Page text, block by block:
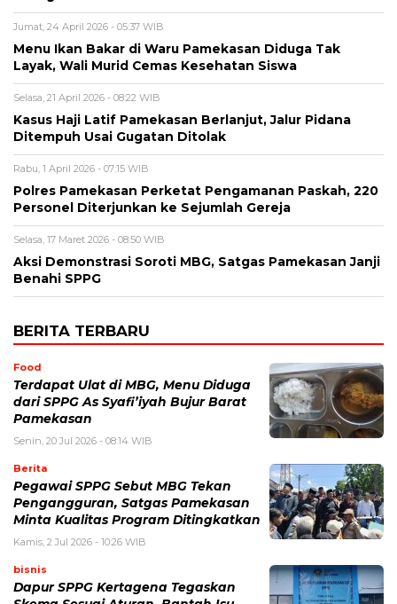
Jumat, 24 April 2026 - 05:37 WIB
Menu Ikan Bakar di Waru Pamekasan Diduga Tak
Layak, Wali Murid Cemas Kesehatan Siswa
Selasa, 21 April 2026 - 08:22 WIB
Kasus Haji Latif Pamekasan Berlanjut, Jalur Pidana
Ditempuh Usai Gugatan Ditolak
Rabu, 1 April 2026 - 07:15 WIB
Polres Pamekasan Perketat Pengamanan Paskah, 220
Personel Diterjunkan ke Sejumlah Gereja
Selasa, 17 Maret 2026 - 08:50 WIB
Aksi Demonstrasi Soroti MBG, Satgas Pamekasan Janji
Benahi SPPG
BERITA TERBARU
Food
Terdapat Ulat di MBG, Menu Diduga
dari SPPG As Syafi’iyah Bujur Barat
Pamekasan
Senin, 20 Jul 2026 - 08:14 WIB
Berita
Pegawai SPPG Sebut MBG Tekan
Pengangguran, Satgas Pamekasan
Minta Kualitas Program Ditingkatkan
Kamis, 2 Jul 2026 - 10:26 WIB
bisnis
Dapur SPPG Kertagena Tegaskan